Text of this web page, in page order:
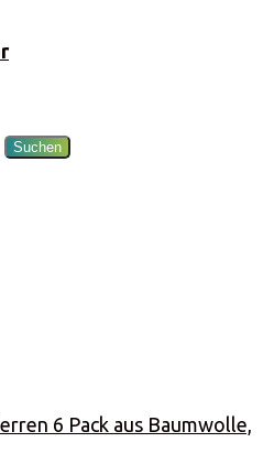
Suchen
6 Pack aus Baumwolle,